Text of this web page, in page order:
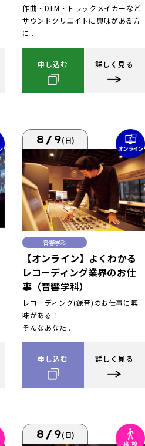
作曲・DTM・トラックメイカーなど
サウンドクリエイトに興味がある方
に...
申し込む 詳しく見る
8/9(日)
音響学科
【オンライン】よくわかる
レコーディング業界のお仕
事（音響学科）
レコーディング(録音)のお仕事に興
味がある！
そんなあなた...
申し込む 詳しく見る
8/9(日)